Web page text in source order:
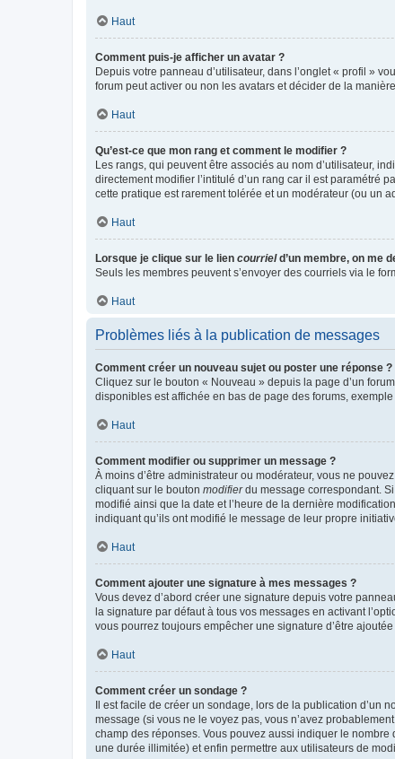
Haut
Comment puis-je afficher un avatar ?
Depuis votre panneau d’utilisateur, dans l’onglet « profil »
forum peut activer ou non les avatars et décider de la
Haut
Qu’est-ce que mon rang et comment le modifier ?
Les rangs, qui peuvent être associés au nom d’utilisateur,
directement modifier l’intitulé d’un rang car il est paramétré
cette pratique est rarement tolérée et un modérateur (ou un
Haut
Lorsque je clique sur le lien courrield’un membre, on me
Seuls les membres peuvent s’envoyer des courriels via le
Haut
Problèmes liés à la publication de messages
Comment créer un nouveau sujet ou poster une réponse ?
Cliquez sur le bouton « Nouveau » depuis la page d’un
disponibles est affichée en bas de page des forums, exemple
Haut
Comment modifier ou supprimer un message ?
À moins d’être administrateur ou modérateur, vous ne
cliquant sur le bouton modifierdu message correspondant. Si
modifié ainsi que la date et l’heure de la dernière
indiquant qu’ils ont modifié le message de leur propre
Haut
Comment ajouter une signature à mes messages ?
Vous devez d’abord créer une signature depuis votre
la signature par défaut à tous vos messages en activant
vous pourrez toujours empêcher une signature d’être
Haut
Comment créer un sondage ?
Il est facile de créer un sondage, lors de la publication d’un
message (si vous ne le voyez pas, vous n’avez
champ des réponses. Vous pouvez aussi indiquer le
une durée illimitée) et enfin permettre aux utilisateurs de